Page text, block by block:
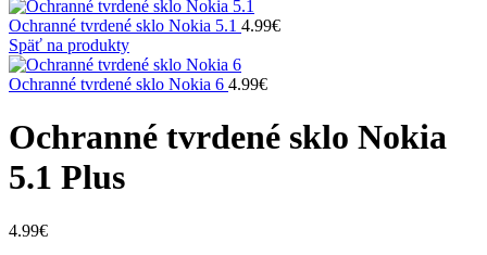
Ochranné tvrdené sklo Nokia 5.1 4.99€
Späť na produkty
Ochranné tvrdené sklo Nokia 6 4.99€
Ochranné tvrdené sklo Nokia
5.1 Plus
4.99€